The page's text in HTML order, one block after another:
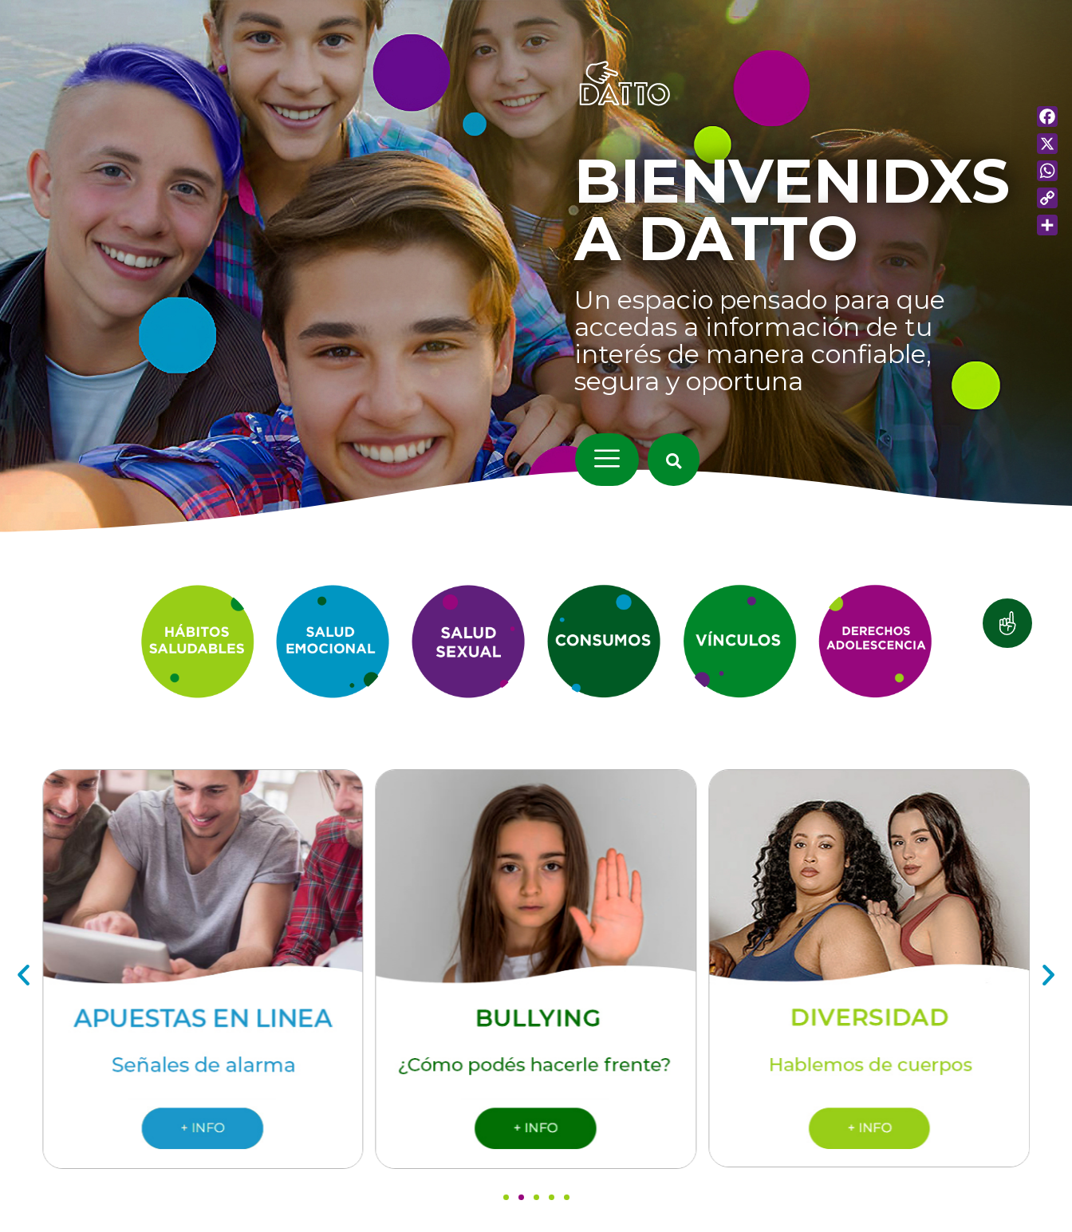
BIENVENIDXS
A DATTO
Un espacio pensado para que
accedas a información de tu
interés de manera confiable,
segura y oportuna
X